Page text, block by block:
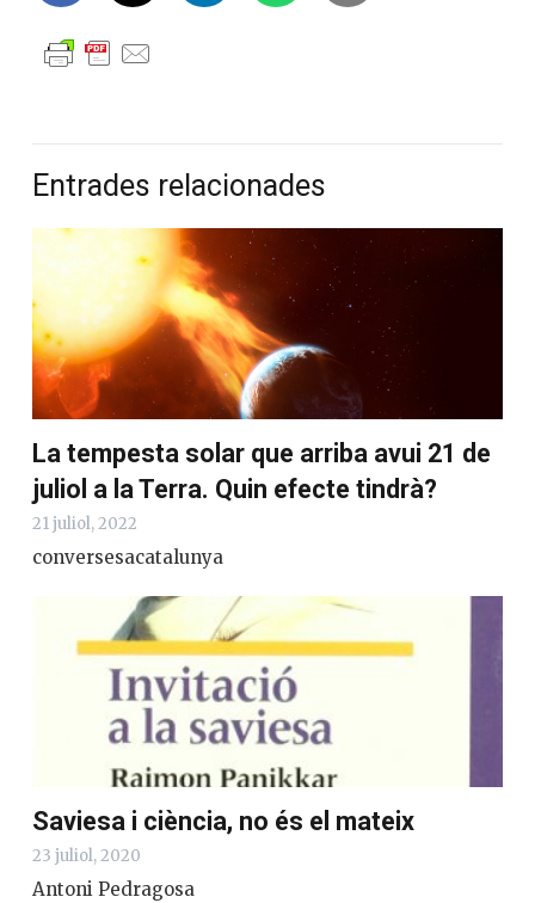
Entrades relacionades
La tempesta solar que arriba avui 21 de
juliol a la Terra. Quin efecte tindrà?
21 juliol, 2022
conversesacatalunya
Saviesa i ciència, no és el mateix
23 juliol, 2020
Antoni Pedragosa